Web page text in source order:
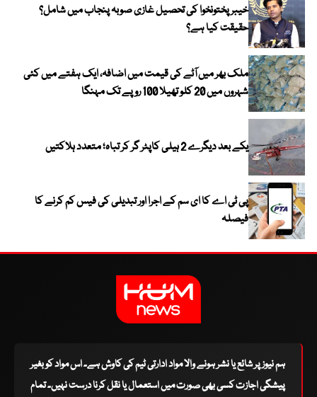
خیبر پختونخوا کی تحصیل غازی صوبہ پنجاب میں شامل؟
حقیقت کیا ہے؟
ملک بھر میں آٹے کی قیمت میں اضافہ، ایک ہفتے میں کئی
شہروں میں 20 کلو تھیلا 100 روپے تک مہنگا
یکے بعد دیگرے 2 ہیلی کاپٹر گر کر تباہ؛ متعدد ہلاکتیں
پی ٹی اے کا ای سم کے اجرا اور تبدیلی کی فیس کم کرنے کا
فیصلہ
ہم نیوز پر شائع یا نشر ہونے والا مواد ادارتی ٹیم کی کاوش ہے۔ اس مواد کو بغیر
پیشگی اجازت کسی بھی صورت میں استعمال یا نقل کرنا درست نہیں۔ تمام